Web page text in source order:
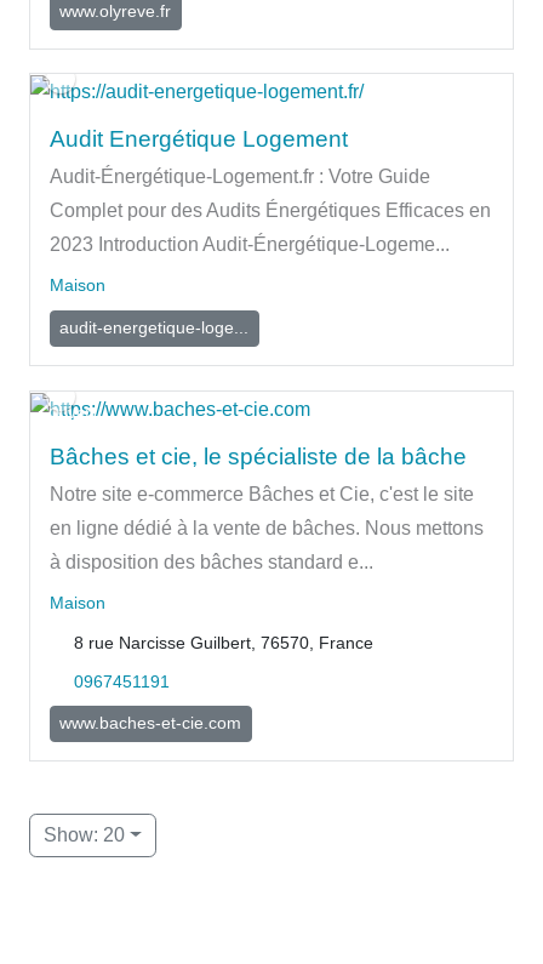
www.olyreve.fr
Audit Energétique Logement
Audit-Énergétique-Logement.fr : Votre Guide
Complet pour des Audits Énergétiques Efficaces en
2023 Introduction Audit-Énergétique-Logeme...
Maison
audit-energetique-loge...
Bâches et cie, le spécialiste de la bâche
Notre site e-commerce Bâches et Cie, c'est le site
en ligne dédié à la vente de bâches. Nous mettons
à disposition des bâches standard e...
Maison
8 rue Narcisse Guilbert, 76570, France
0967451191
www.baches-et-cie.com
Ouvert
Show: 20